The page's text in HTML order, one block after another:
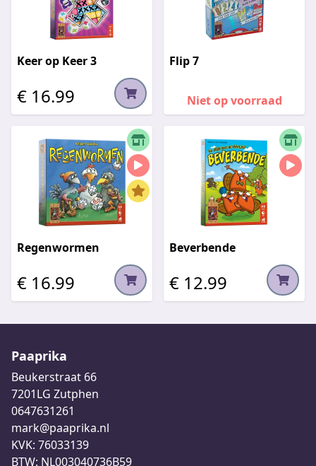
Keer op Keer 3
€ 16.99
Flip 7
Niet op voorraad
Regenwormen
€ 16.99
Beverbende
€ 12.99
Paaprika
Beukerstraat 66
7201LG Zutphen
0647631261
mark@paaprika.nl
KVK: 76033139
BTW: NL003040736B59